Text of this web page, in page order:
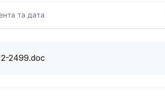
та дата
2499.doc